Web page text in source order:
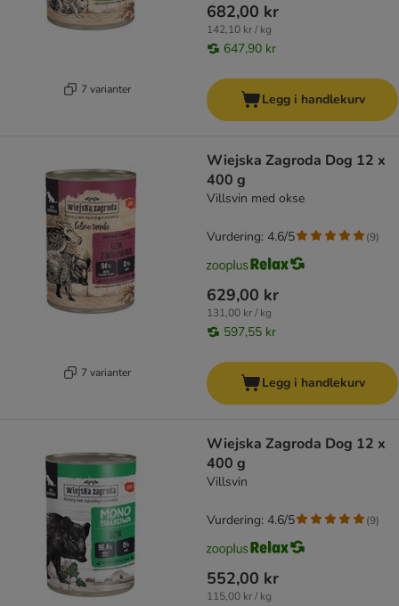
7 varianter
682,00 kr
142,10 kr / kg
647,90 kr
Legg i handlekurv
7 varianter
Wiejska Zagroda Dog 12 x
400 g
Villsvin med okse
629,00 kr
131,00 kr / kg
597,55 kr
Vurdering: 4.6/5 (9)
Legg i handlekurv
Wiejska Zagroda Dog 12 x
400 g
Villsvin
552,00 kr
115,00 kr / kg
Vurdering: 4.6/5 (9)